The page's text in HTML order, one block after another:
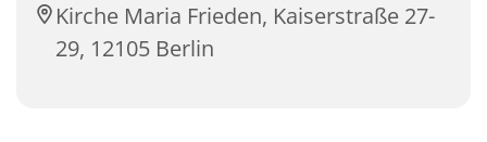
Kirche Maria Frieden, Kaiserstraße 27-
29, 12105 Berlin